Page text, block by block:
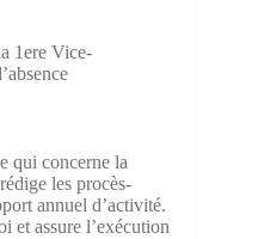
1ere Vice-
qui concerne la
les procès-
annuel d’activité.
et assure l’exécution